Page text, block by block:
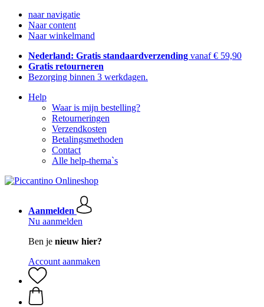
naar navigatie
Naar content
Naar winkelmand
Nederland: Gratis standaardverzending vanaf € 59,90
Gratis retourneren
Bezorging binnen 3 werkdagen.
Help
Waar is mijn bestelling?
Retourneringen
Verzendkosten
Betalingsmethoden
Contact
Alle help-thema`s
Aanmelden
Nu aanmelden
Ben je nieuw hier?
Account aanmaken